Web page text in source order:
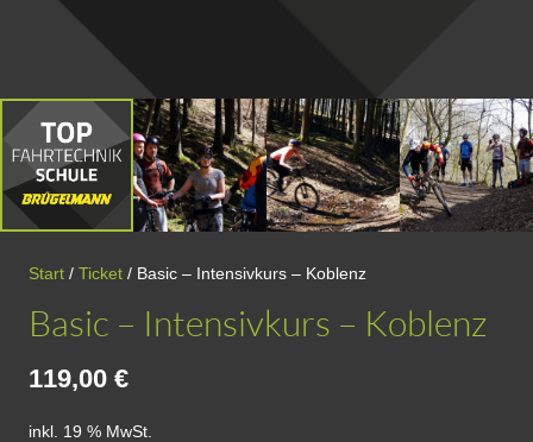
Start / Ticket / Basic – Intensivkurs – Koblenz
Basic – Intensivkurs – Koblenz
119,00 €
inkl. 19 % MwSt.